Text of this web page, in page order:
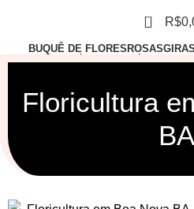
0 R$
BUQUÊ DE FLORES ROSAS
ASTROMÉLIASORQUÍDEAS
Floricultura
BA